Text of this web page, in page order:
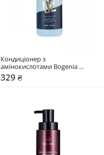
Кондиціонер з
амінокислотами Bogenia
Amino Acids
329 ₴